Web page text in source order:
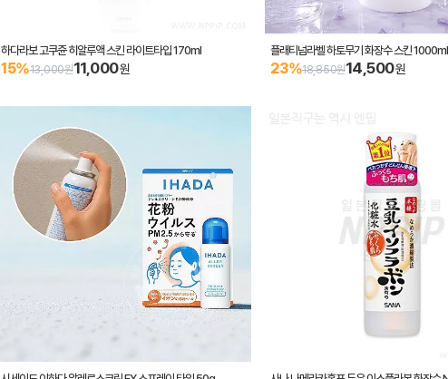
하다라보 고쿠쥰 히알루액 스킨 라이트타입 170ml
15%13,000원11,000원
플래티넘라벨 하토무기 화장수 스킨 1000ml
23%18,850원14,500원